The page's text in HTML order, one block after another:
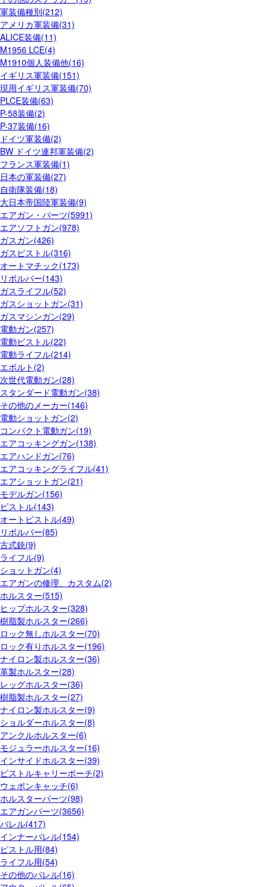
軍装備種別(212)
アメリカ軍装備(31)
ALICE装備(11)
M1956 LCE(4)
M1910個人装備他(16)
イギリス軍装備(151)
現用イギリス軍装備(70)
PLCE装備(63)
P-58装備(2)
P-37装備(16)
ドイツ軍装備(2)
BW ドイツ連邦軍装備(2)
フランス軍装備(1)
日本の軍装備(27)
自衛隊装備(18)
大日本帝国陸軍装備(9)
エアガン・パーツ(5991)
エアソフトガン(978)
ガスガン(426)
ガスピストル(316)
オートマチック(173)
リボルバー(143)
ガスライフル(52)
ガスショットガン(31)
ガスマシンガン(29)
電動ガン(257)
電動ピストル(22)
電動ライフル(214)
エボルト(2)
次世代電動ガン(28)
スタンダード電動ガン(38)
その他のメーカー(146)
電動ショットガン(2)
コンパクト電動ガン(19)
エアコッキングガン(138)
エアハンドガン(76)
エアコッキングライフル(41)
エアショットガン(21)
モデルガン(156)
ピストル(143)
オートピストル(49)
リボルバー(85)
古式銃(9)
ライフル(9)
ショットガン(4)
エアガンの修理、カスタム(2)
ホルスター(515)
ヒップホルスター(328)
樹脂製ホルスター(266)
ロック無しホルスター(70)
ロック有りホルスター(196)
ナイロン製ホルスター(36)
革製ホルスター(28)
レッグホルスター(36)
樹脂製ホルスター(27)
ナイロン製ホルスター(9)
ショルダーホルスター(8)
アンクルホルスター(6)
モジュラーホルスター(16)
インサイドホルスター(39)
ピストルキャリーポーチ(2)
ウェポンキャッチ(6)
ホルスターパーツ(98)
エアガンパーツ(3656)
バレル(417)
インナーバレル(154)
ピストル用(84)
ライフル用(54)
その他のバレル(16)